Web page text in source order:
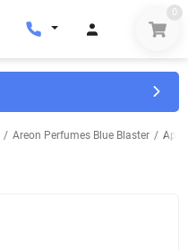
0
/ Areon Perfumes Blue Blaster /